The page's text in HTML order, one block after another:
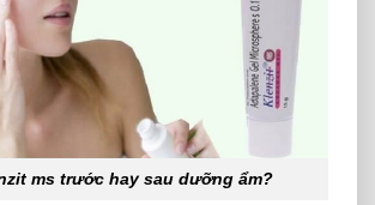
ms trước hay sau dưỡng ẩm?